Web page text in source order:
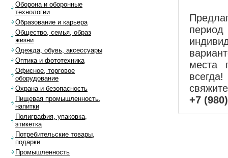
места
+7
Оборона и оборонные
технологии
Образование и карьера
Общество, семья, образ
жизни
Одежда, обувь, аксессуары
Оптика и фототехника
Офисное, торговое
оборудование
Охрана и безопасность
Пищевая промышленность,
напитки
Полиграфия, упаковка,
этикетка
Потребительские товары,
подарки
Промышленность